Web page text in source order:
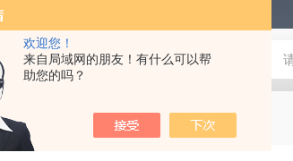
欢迎您！
来自局域网的朋友！有什么可以帮
助您的吗？
天棚灯 飞利浦工矿灯 消防应急雷士双头应